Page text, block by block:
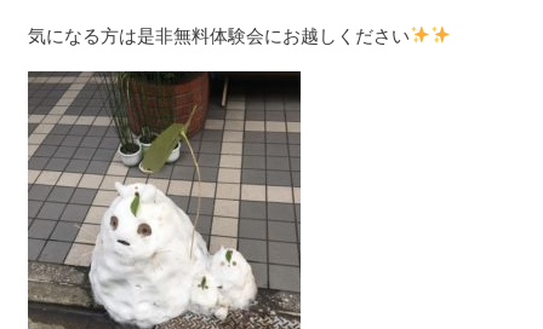
気になる方は是非無料体験会にお越しください